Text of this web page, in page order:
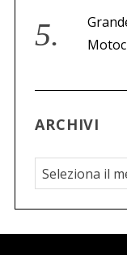
ARCHIVI
A
r
c
h